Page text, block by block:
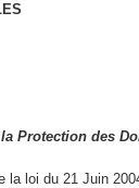
Protection des
la loi du 21 Juin